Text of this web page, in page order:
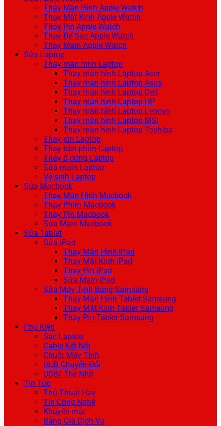
Thay Màn Hình Apple Watch
Thay Mặt Kính Apple Watch
Thay Pin Apple Watch
Thay Đế Sạc Apple Watch
Thay Main Apple Watch
Sửa Laptop
Thay màn hình Laptop
Thay màn hình Laptop Acer
Thay màn hình Laptop Asus
Thay màn hình Laptop Dell
Thay màn hình Laptop HP
Thay màn hình Laptop Lenovo
Thay màn hình Laptop MSI
Thay màn hình Laptop Toshiba
Thay pin Laptop
Thay bàn phím Laptop
Thay ổ cứng Laptop
Sửa main Laptop
Vệ sinh Laptop
Sửa Macbook
Thay Màn Hình Macbook
Thay Phím Macbook
Thay Pin Macbook
Sửa Main Macbook
Sửa Tablet
Sửa iPad
Thay Màn Hình iPad
Thay Mặt Kính iPad
Thay Pin iPad
Sửa Main iPad
Sửa Máy Tính Bảng Samsung
Thay Màn Hình Tablet Samsung
Thay Mặt Kính Tablet Samsung
Thay Pin Tablet Samsung
Phụ Kiện
Sạc Laptop
Cable Kết Nối
Chuột Máy Tính
HUB Chuyển Đổi
USB/ Thẻ Nhớ
Tin Tức
Thủ Thuật Hay
Tin Công Nghệ
Khuyến mại
Bảng Giá Dịch Vụ